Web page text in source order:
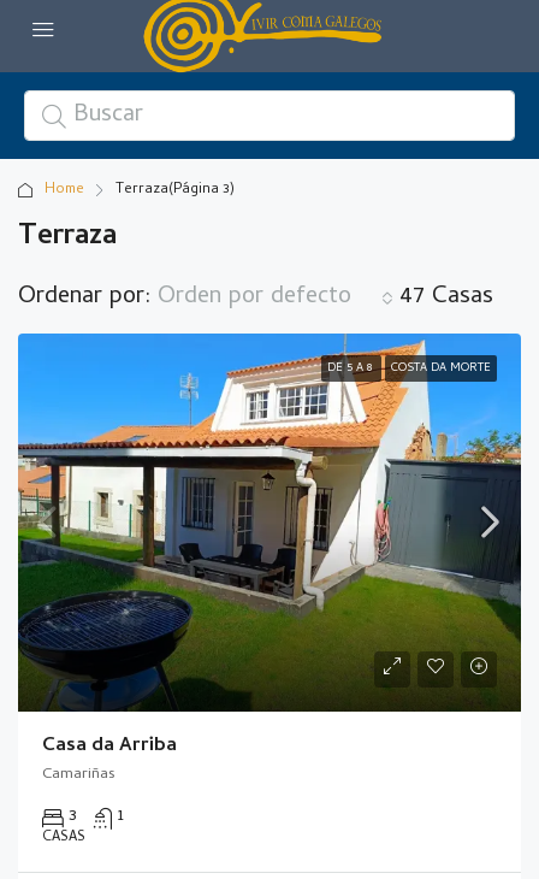
Home Terraza(Página 3)
Terraza
47 Casas
Ordenar por: Orden por defecto
DE 5 A 8 COSTA DA MORTE
Casa da Arriba
Camariñas
3 1
CASAS